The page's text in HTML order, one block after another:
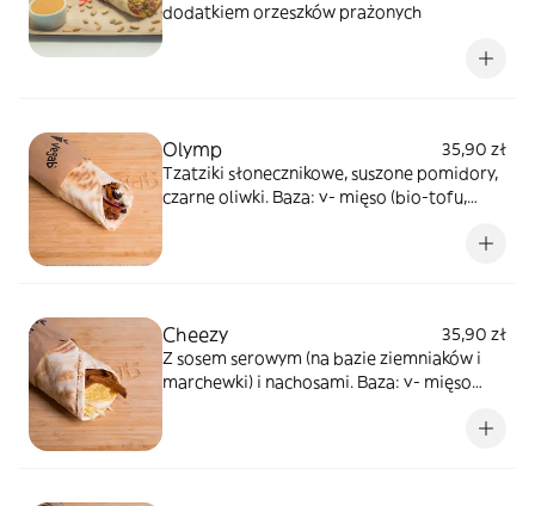
dodatkiem orzeszków prażonych
Olymp
35,90 zł
Tzatziki słonecznikowe, suszone pomidory,
czarne oliwki. Baza: v- mięso (bio-tofu,
Cheezy
35,90 zł
Z sosem serowym (na bazie ziemniaków i
marchewki) i nachosami. Baza: v- mięso